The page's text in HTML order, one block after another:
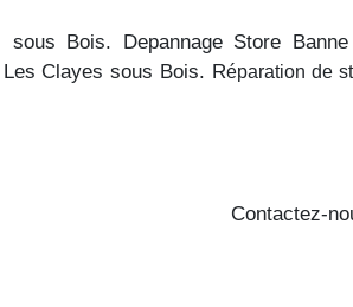
sous Bois. Depannage Store
Clayes sous Bois. Réparation de
Contactez-